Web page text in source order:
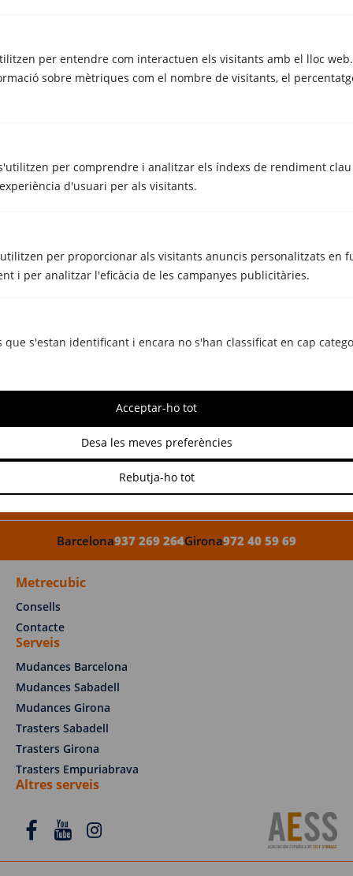
per entendre com interactuen els visitants amb el lloc
sobre mètriques com el nombre de visitants, el
per comprendre i analitzar els índexs de rendiment
d'usuari per als visitants.
per proporcionar als visitants anuncis personalitzats en
i per analitzar l'eficàcia de les campanyes publicitàries.
que s'estan identificant i encara no s'han classificat en cap
Rebutja-ho tot
Desa les meves preferències
Acceptar-ho tot
Nous propòsits al setembre
Horari d'Estiu Metrecubic
Necessites una mudança o llogar un
traster?
Metrecubic és la solució!
Barcelona937 269 264Girona972 40 59 69
Metrecubic
Consells
Contacte
Serveis
Mudances Barcelona
Mudances Sabadell
Mudances Girona
Trasters Sabadell
Trasters Girona
Trasters Empuriabrava
Altres serveis